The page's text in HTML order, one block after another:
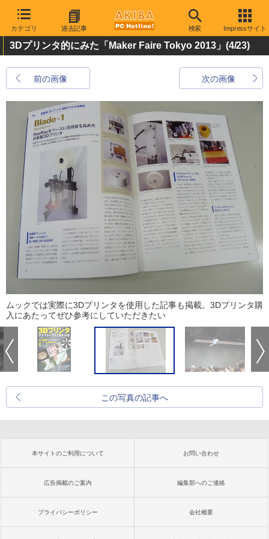
カテゴリ 過去記事 検索 Impressサイト
3Dプリンタ的にみた「Maker Faire Tokyo 2013」 (4/23)
前の画像 次の画像
ムックでは実際に3Dプリンタを使用した記事も掲載。3Dプリンタ購
入にあたってぜひ参考にしていただきたい
この写真の記事へ
本サイトのご利用について お問い合わせ
広告掲載のご案内 編集部へのご連絡
プライバシーポリシー 会社概要